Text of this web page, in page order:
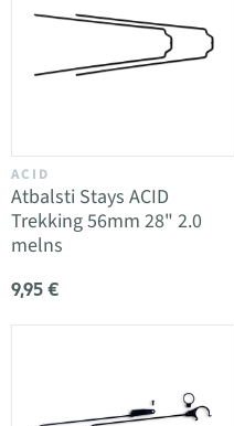
ACID
Atbalsti Stays ACID
Trekking 56mm 28" 2.0
melns
9,95 €